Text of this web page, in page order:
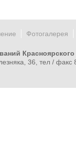
Фотогалерея
Красноярского
36, тел /